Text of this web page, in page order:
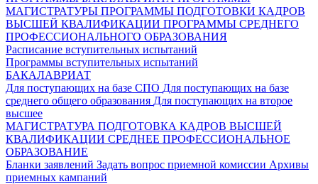
МАГИСТРАТУРЫ ПРОГРАММЫ ПОДГОТОВКИ КАДРОВ
ВЫСШЕЙ КВАЛИФИКАЦИИ ПРОГРАММЫ СРЕДНЕГО
ПРОФЕССИОНАЛЬНОГО ОБРАЗОВАНИЯ
Расписание вступительных испытаний
Программы вступительных испытаний
БАКАЛАВРИАТ
Для поступающих на базе СПО Для поступающих на базе
среднего общего образования Для поступающих на второе
высшее
МАГИСТРАТУРА ПОДГОТОВКА КАДРОВ ВЫСШЕЙ
КВАЛИФИКАЦИИ СРЕДНЕЕ ПРОФЕССИОНАЛЬНОЕ
ОБРАЗОВАНИЕ
Бланки заявлений Задать вопрос приемной комиссии Архивы
приемных кампаний